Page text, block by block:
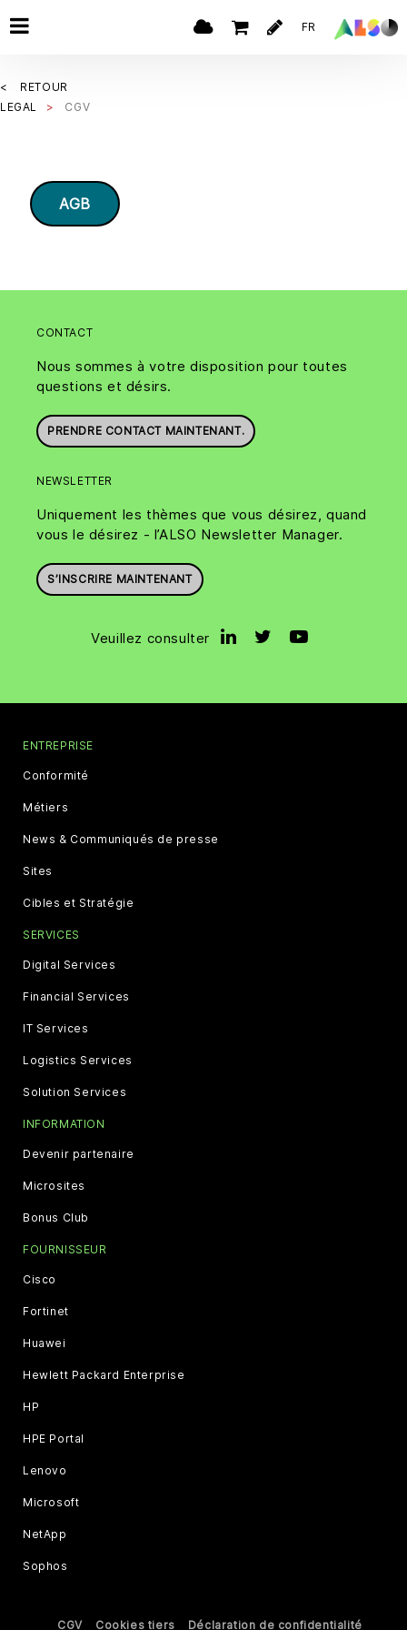
FR
RETOUR
LEGAL
CGV
AGB
CONTACT
Nous sommes à votre disposition pour toutes
questions et désirs.
PRENDRE CONTACT MAINTENANT.
NEWSLETTER
Uniquement les thèmes que vous désirez, quand
vous le désirez - l’ALSO Newsletter Manager.
S’INSCRIRE MAINTENANT
Veuillez consulter
ENTREPRISE
Conformité
Métiers
News & Communiqués de presse
Sites
Cibles et Stratégie
SERVICES
Digital Services
Financial Services
IT Services
Logistics Services
Solution Services
INFORMATION
Devenir partenaire
Microsites
Bonus Club
FOURNISSEUR
Cisco
Fortinet
Huawei
Hewlett Packard Enterprise
HP
HPE Portal
Lenovo
Microsoft
NetApp
Sophos
CGV Cookies tiers Déclaration de confidentialité